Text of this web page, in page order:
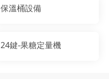
保溫桶設備
24鍵-果糖定量機